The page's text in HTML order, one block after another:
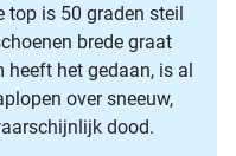
top is 50 graden steil
brede graat
heeft het gedaan, is al
over sneeuw,
dood.